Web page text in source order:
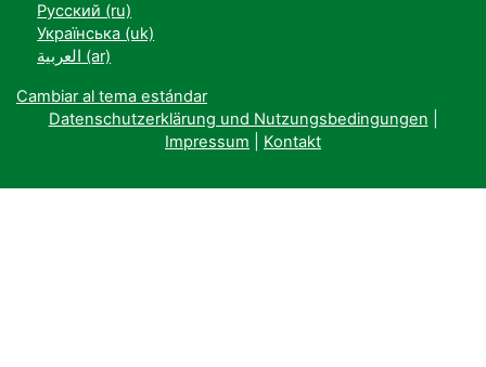
Русский ‎(ru)‎
Українська ‎(uk)‎
العربية ‎(ar)‎
Cambiar al tema estándar
Datenschutzerklärung und Nutzungsbedingungen
Impressum
Kontakt